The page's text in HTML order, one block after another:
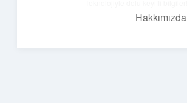
Hakkımızda